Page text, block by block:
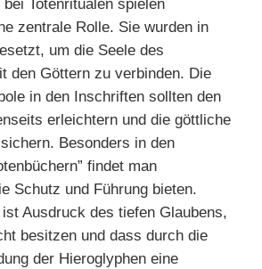
bei Totenritualen spielen
zentrale Rolle. Sie wurden in
um die Seele des
den Göttern zu verbinden. Die
in den Inschriften sollten den
erleichtern und die göttliche
Besonders in den
findet man
Schutz und Führung bieten.
Ausdruck des tiefen Glaubens,
besitzen und dass durch die
der Hieroglyphen eine